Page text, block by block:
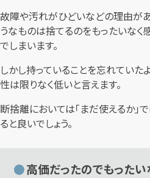
故障や汚れがひどいなどの理由が
うなものは捨てるのをもったいなく
でしまいます。
しかし持っていることを忘れていた
性は限りなく低いと言えます。
断捨離においては「まだ使えるか」
ると良いでしょう。
高価だったのでもった